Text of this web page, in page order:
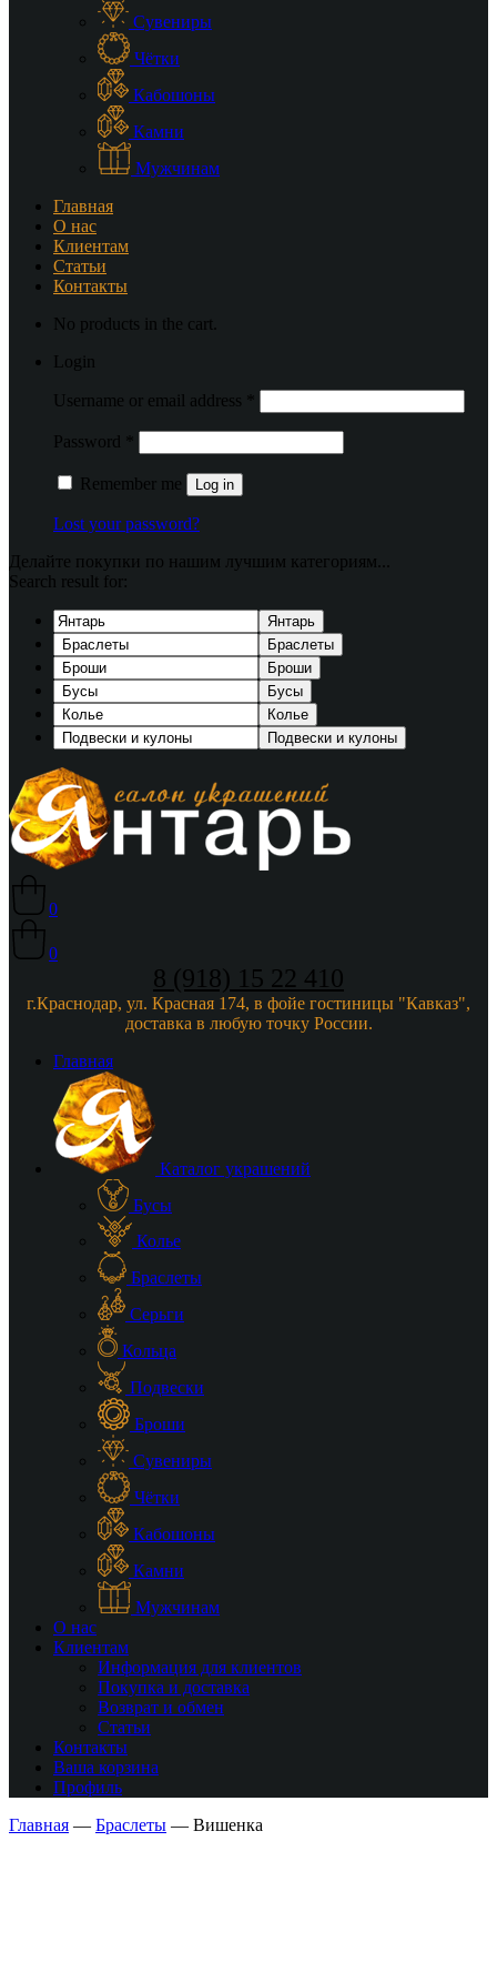
Сувениры
Чётки
Кабошоны
Камни
Мужчинам
Главная
О нас
Клиентам
Статьи
Контакты
No products in the cart.
Login
Username or email address
Password
Remember me Log in
Lost your password?
Делайте покупки по нашим лучшим категориям...
Search result for:
Янтарь
Браслеты
Броши
Бусы
Колье
Подвески и кулоны
0
0
8 (918) 15 22 410
г.Краснодар, ул. Красная 174, в фойе гостиницы "Кавказ",
доставка в любую точку России.
Главная
Каталог украшений
Бусы
Колье
Браслеты
Серьги
Кольца
Подвески
Броши
Сувениры
Чётки
Кабошоны
Камни
Мужчинам
О нас
Клиентам
Информация для клиентов
Покупка и доставка
Возврат и обмен
Статьи
Контакты
Ваша корзина
Профиль
Главная — Браслеты — Вишенка